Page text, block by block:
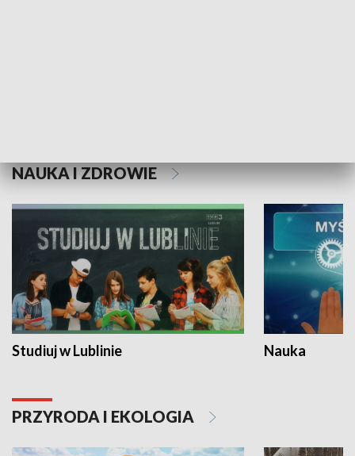
NAUKA I ZDROWIE
Studiuj w Lublinie Nauka
PRZYRODA I EKOLOGIA